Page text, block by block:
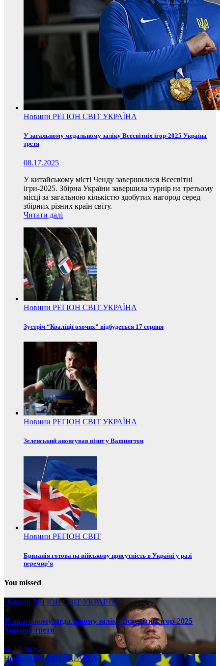
Новини РЕГІОН СВІТ УКРАЇНА
У загальному медальному заліку Всесвітніх ігор-2025 Україна
третя
08.17.2025
У китайському місті Ченду завершилися Всесвітні
ігри-2025. Збірна України завершила турнір на третьому
місці за загальною кількістю здобутих нагород серед
збірних різних країн світу.
Читати далі
Новини РЕГІОН СВІТ УКРАЇНА
Зустріч “Коаліції охочих” відбудеться 17 серпня
Новини РЕГІОН СВІТ УКРАЇНА
Зеленський анонсував візит у Вашингтон
Новини РЕГІОН СВІТ
Британія готова на військову присутність в Україні у разі
перемир’я
You missed
Новини РЕГІОНСВІТ УКРАЇНА
У загальному медальному заліку Всесвітніх ігор-2025
Україна третя
08.17.2025
НовиниРЕГІОН УКРАЇНА